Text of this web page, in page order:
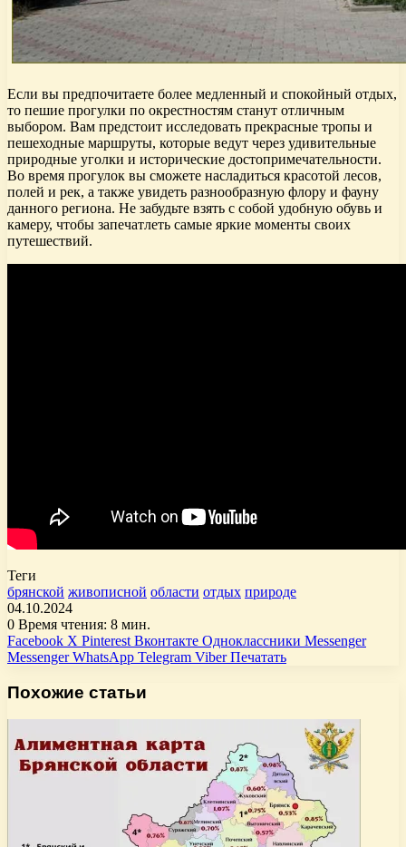
Если вы предпочитаете более медленный и спокойный отдых,
то пешие прогулки по окрестностям станут отличным
выбором. Вам предстоит исследовать прекрасные тропы и
пешеходные маршруты, которые ведут через удивительные
природные уголки и исторические достопримечательности.
Во время прогулок вы сможете насладиться красотой лесов,
полей и рек, а также увидеть разнообразную флору и фауну
данного региона. Не забудьте взять с собой удобную обувь и
камеру, чтобы запечатлеть самые яркие моменты своих
путешествий.
Теги
брянской живописной области отдых природе
04.10.2024
0 Время чтения: 8 мин.
Facebook X Pinterest Вконтакте Одноклассники Messenger
Messenger WhatsApp Telegram Viber Печатать
Похожие статьи